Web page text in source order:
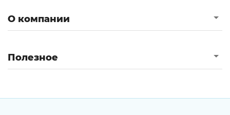
О компании
Полезное